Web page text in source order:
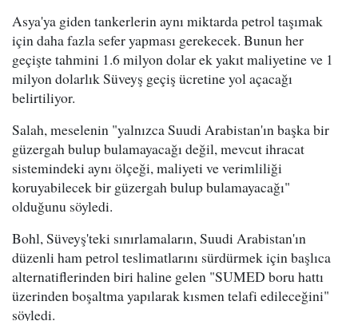
Asya'ya giden tankerlerin aynı miktarda petrol taşımak
için daha fazla sefer yapması gerekecek. Bunun her
geçişte tahmini 1.6 milyon dolar ek yakıt maliyetine ve 1
milyon dolarlık Süveyş geçiş ücretine yol açacağı
belirtiliyor.
Salah, meselenin "yalnızca Suudi Arabistan'ın başka bir
güzergah bulup bulamayacağı değil, mevcut ihracat
sistemindeki aynı ölçeği, maliyeti ve verimliliği
koruyabilecek bir güzergah bulup bulamayacağı"
olduğunu söyledi.
Bohl, Süveyş'teki sınırlamaların, Suudi Arabistan'ın
düzenli ham petrol teslimatlarını sürdürmek için başlıca
alternatiflerinden biri haline gelen "SUMED boru hattı
üzerinden boşaltma yapılarak kısmen telafi edileceğini"
söyledi.